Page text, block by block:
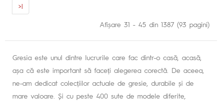
>|
Afişare 31 - 45 din 1387 (93 pagini)
Gresia este unul dintre lucrurile care fac dintr-o casă, acasă,
așa că este important să faceți alegerea corectă. De aceea,
ne-am dedicat colecțiilor actuale de gresie, durabile și de
mare valoare. Și cu peste 400 sute de modele diferite,